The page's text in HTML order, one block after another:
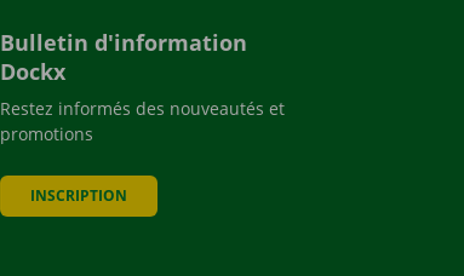
Bulletin d'information
Dockx
Restez informés des nouveautés et
promotions
INSCRIPTION